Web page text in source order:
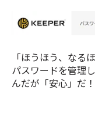
「ほうほう、なる
パスワードを管理
んだが「安心